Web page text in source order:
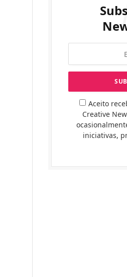
Aceito
Creative
iniciativas,